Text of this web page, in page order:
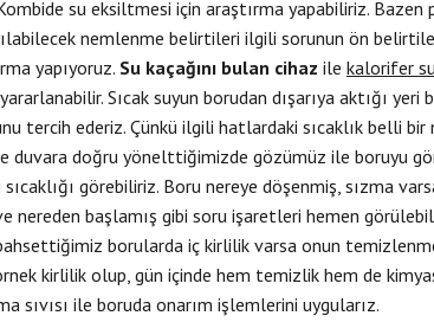
su eksiltmesi için araştırma yapabiliriz. Bazen
nemlenme belirtileri ilgili sorunun ön
yapıyoruz. Su kaçağını bulan cihaz ile kalorifer
Sıcak suyun borudan dışarıya aktığı yeri
tercih ederiz. Çünkü ilgili hatlardaki sıcaklık belli bir
duvara doğru yönelttiğimizde gözümüz ile boruyu
görebiliriz. Boru nereye döşenmiş, sızma
nereden başlamış gibi soru işaretleri hemen
borularda iç kirlilik varsa onun
kirlilik olup, gün içinde hem temizlik hem de
sıvısı ile boruda onarım işlemlerini uygularız.